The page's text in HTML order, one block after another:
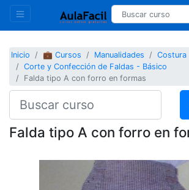
Inicio 💼 Cursos Manualidades
Costura
Corte y Confección de Faldas - Básico
Falda tipo A con forro en formas
Falda tipo A con forro en